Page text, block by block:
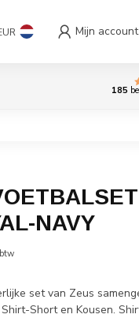
Mijn account
185
NAVY
set van Zeus
Short en Kousen.